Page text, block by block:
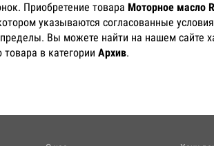
Приобретение товара Моторное масло
указываются согласованные
Вы можете найти на нашем сайте
в категории Архив.